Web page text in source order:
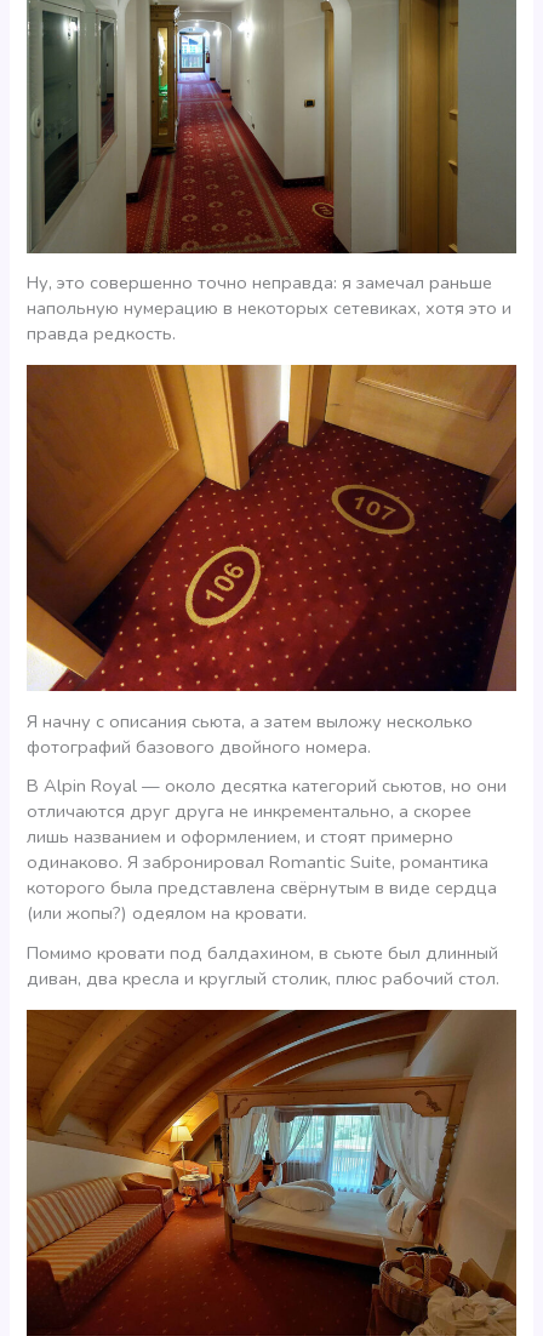
Ну, это совершенно точно неправда: я замечал раньше
напольную нумерацию в некоторых сетевиках, хотя это и
правда редкость.
Я начну с описания сьюта, а затем выложу несколько
фотографий базового двойного номера.
В Alpin Royal — около десятка категорий сьютов, но они
отличаются друг друга не инкрементально, а скорее
лишь названием и оформлением, и стоят примерно
одинаково. Я забронировал Romantic Suite, романтика
которого была представлена свёрнутым в виде сердца
(или жопы?) одеялом на кровати.
Помимо кровати под балдахином, в сьюте был длинный
диван, два кресла и круглый столик, плюс рабочий стол.